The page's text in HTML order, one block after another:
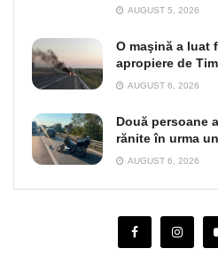
AUGUST 5, 2026
O maşină a luat
apropiere de
AUGUST 6, 2026
Două persoane
rănite în urma
AUGUST 6, 2026